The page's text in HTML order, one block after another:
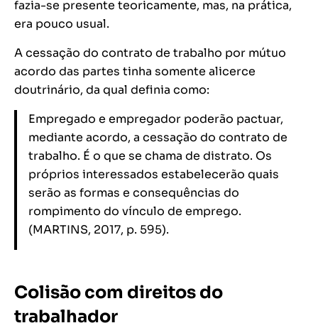
fazia-se presente teoricamente, mas, na prática,
era pouco usual.
A cessação do contrato de trabalho por mútuo
acordo das partes tinha somente alicerce
doutrinário, da qual definia como:
Empregado e empregador poderão pactuar,
mediante acordo, a cessação do contrato de
trabalho. É o que se chama de distrato. Os
próprios interessados estabelecerão quais
serão as formas e consequências do
rompimento do vínculo de emprego.
(MARTINS, 2017, p. 595).
Colisão com direitos do
trabalhador